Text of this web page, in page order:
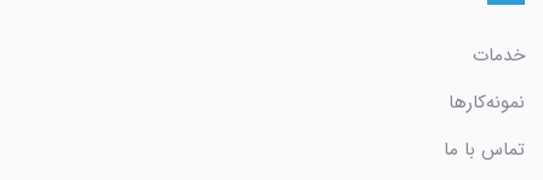
خدمات
نمونه‌کارها
تماس با ما